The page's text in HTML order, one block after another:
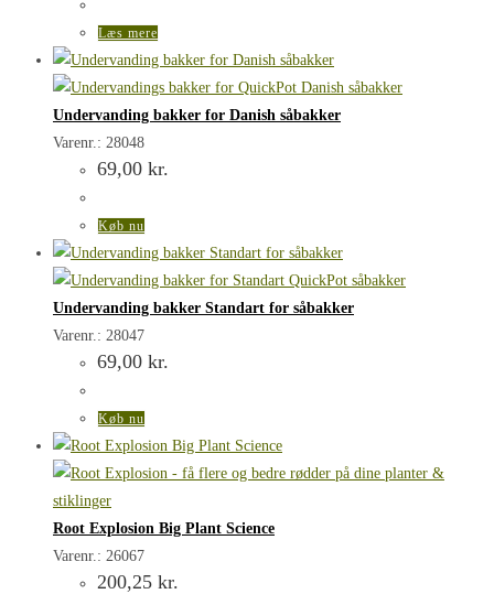
Læs mere
Undervanding bakker for Danish såbakker
Varenr.: 28048
69,00 kr.
Køb nu
Undervanding bakker Standart for såbakker
Varenr.: 28047
69,00 kr.
Køb nu
Root Explosion Big Plant Science
Varenr.: 26067
200,25 kr.